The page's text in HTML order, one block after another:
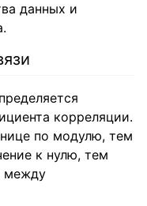
данных и
корреляции.
по модулю, тем
к нулю, тем
между